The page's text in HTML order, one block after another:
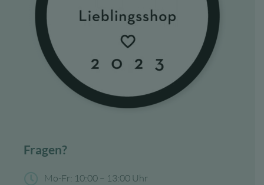
Fragen?
Mo-Fr: 10:00 – 13:00 Uhr